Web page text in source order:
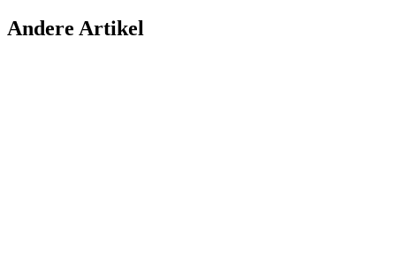
Andere Artikel